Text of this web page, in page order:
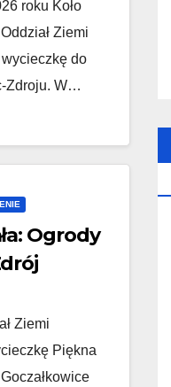
roku Koło
Ziemi
do
Zdroju. W…
Ogrody
Ziemi
Piękna